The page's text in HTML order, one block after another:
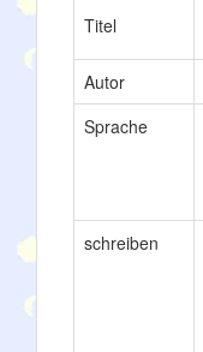
Titel
Autor
Sprache
schreiben